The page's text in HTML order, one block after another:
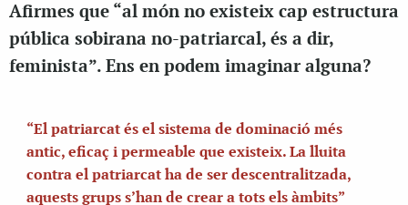
Afirmes que “al món no existeix cap estructura
pública sobirana no-patriarcal, és a dir,
feminista”. Ens en podem imaginar alguna?
“El patriarcat és el sistema de dominació més
antic, eficaç i permeable que existeix. La lluita
contra el patriarcat ha de ser descentralitzada,
aquests grups s’han de crear a tots els àmbits”